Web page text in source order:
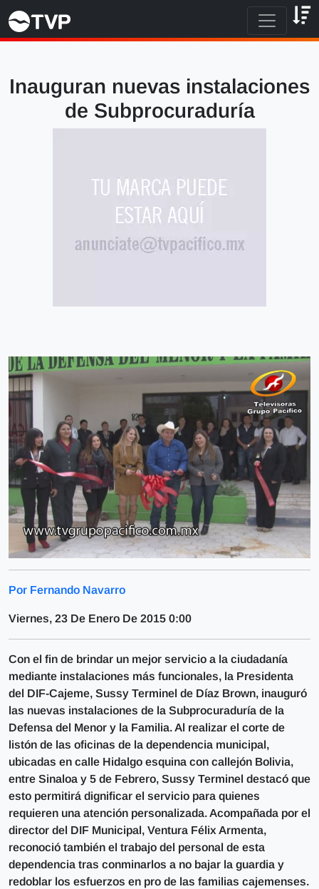
Inauguran nuevas instalaciones
de Subprocuraduría
Por Fernando Navarro
Viernes, 23 De Enero De 2015 0:00
Con el fin de brindar un mejor servicio a la ciudadanía
mediante instalaciones más funcionales, la Presidenta
del DIF-Cajeme, Sussy Terminel de Díaz Brown, inauguró
las nuevas instalaciones de la Subprocuraduría de la
Defensa del Menor y la Familia. Al realizar el corte de
listón de las oficinas de la dependencia municipal,
ubicadas en calle Hidalgo esquina con callejón Bolivia,
entre Sinaloa y 5 de Febrero, Sussy Terminel destacó que
esto permitirá dignificar el servicio para quienes
requieren una atención personalizada. Acompañada por el
director del DIF Municipal, Ventura Félix Armenta,
reconoció también el trabajo del personal de esta
dependencia tras conminarlos a no bajar la guardia y
redoblar los esfuerzos en pro de las familias cajemenses.